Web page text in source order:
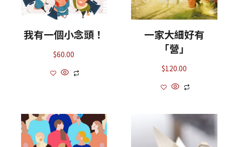
我有一個小念頭！
$60.00
一家大細好有
「營」
$120.00